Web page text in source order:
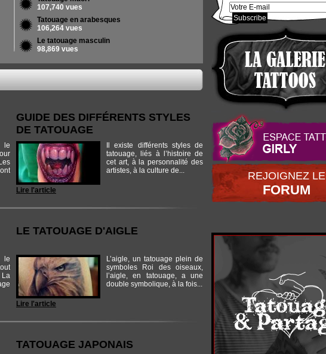
107,740 vues
Tatouage en arabesques
106,264 vues
Le tatouage masculin
98,869 vues
le
GUIDE DES DIFFÉRENTS STYLES
DE TATOUAGE
Il existe différents styles de
tatouage, liés à l’histoire de
cet art, à la personnalité des
artistes, à la culture de...
Lire l'article
le
LE TATOUAGE D'AIGLE
L’aigle, un tatouage plein de
symboles Roi des oiseaux,
l’aigle, en tatouage, a une
double symbolique, à la fois...
Lire l'article
TATOUAGE JAPONAIS
REJOIGNEZ LE
FORUM